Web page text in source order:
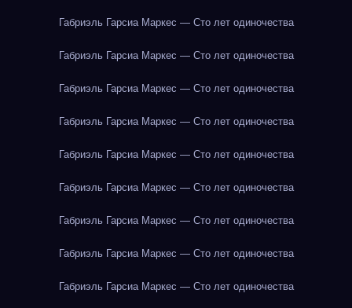
Габриэль Гарсиа Маркес — Сто лет одиночества
Габриэль Гарсиа Маркес — Сто лет одиночества
Габриэль Гарсиа Маркес — Сто лет одиночества
Габриэль Гарсиа Маркес — Сто лет одиночества
Габриэль Гарсиа Маркес — Сто лет одиночества
Габриэль Гарсиа Маркес — Сто лет одиночества
Габриэль Гарсиа Маркес — Сто лет одиночества
Габриэль Гарсиа Маркес — Сто лет одиночества
Габриэль Гарсиа Маркес — Сто лет одиночества